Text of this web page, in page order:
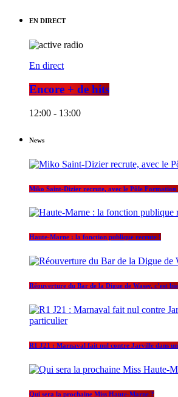
EN DIRECT
En direct
Encore + de hits
12:00 - 13:00
News
Miko Saint-Dizier recrute, avec le Pôle
Haute-Marne : la fonction publique recrute !
Réouverture du Bar de la Digue de Wassy, c’est
R1 J21 : Marnaval fait nul contre Jarville dans
Qui sera la prochaine Miss Haute-Marne ?